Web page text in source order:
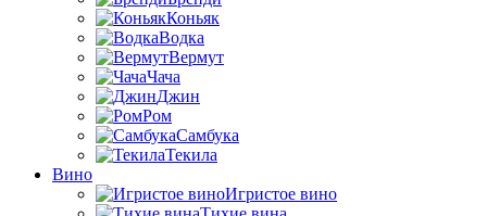
Коньяк
Водка
Вермут
Чача
Джин
Ром
Самбука
Текила
Вино
Игристое вино